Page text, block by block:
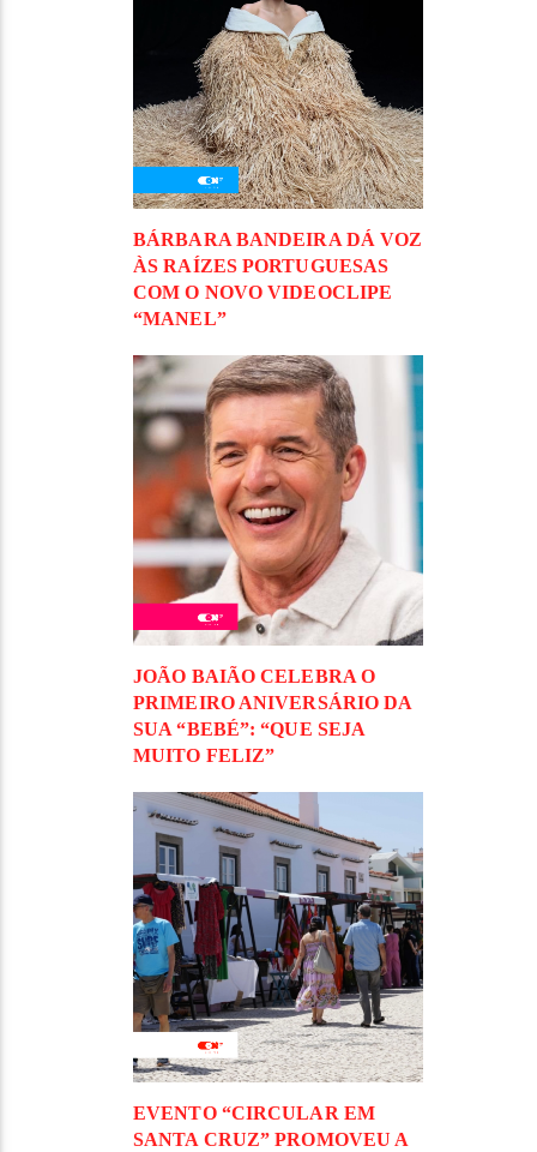
BÁRBARA BANDEIRA DÁ VOZ
ÀS RAÍZES PORTUGUESAS
COM O NOVO VIDEOCLIPE
“MANEL”
JOÃO BAIÃO CELEBRA O
PRIMEIRO ANIVERSÁRIO DA
SUA “BEBÉ”: “QUE SEJA
MUITO FELIZ”
EVENTO “CIRCULAR EM
SANTA CRUZ” PROMOVEU A